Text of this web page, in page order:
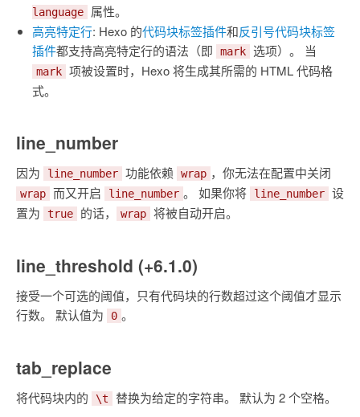
language
属性。
高亮特定行: Hexo 的代码块标签插件和反引号代码块标签
插件都支持高亮特定行的语法（即 mark 选项）。 当
mark 项被设置时，Hexo 将生成其所需的 HTML 代码格
式。
line_number
因为 line_number 功能依赖 wrap ，你无法在配置中关闭
wrap 而又开启 line_number 。 如果你将 line_number 设
置为
true 的话， wrap 将被自动开启。
line_threshold (+6.1.0)
接受一个可选的阈值，只有代码块的行数超过这个阈值才显示
行数。 默认值为
0 。
tab_replace
将代码块内的 \t 替换为给定的字符串。 默认为 2 个空格。